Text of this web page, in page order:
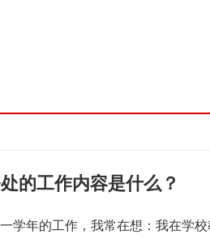
的工作内容是什么？
年的工作，我常在想：我在学